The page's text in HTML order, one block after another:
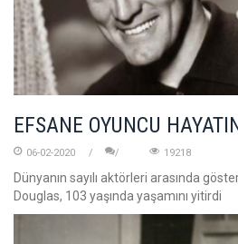
EFSANE OYUNCU
06-02-2020 19218
Dünyanın sayılı aktörleri arasında
Douglas, 103 yaşında yaşamını yitirdi